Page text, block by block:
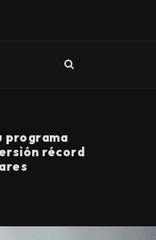
programa
récord